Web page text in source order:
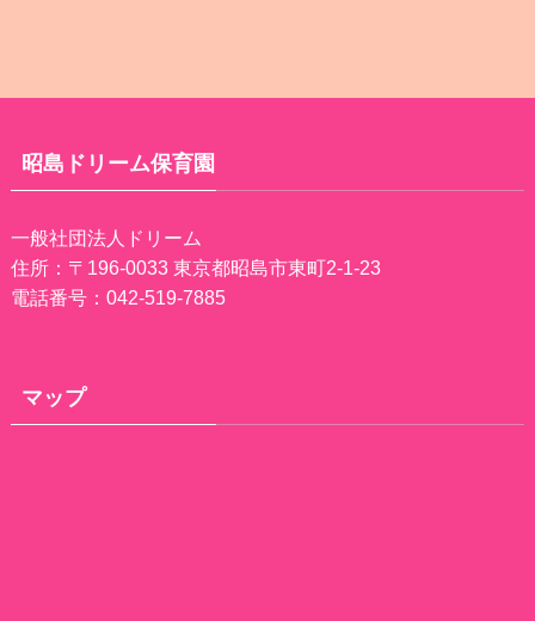
昭島ドリーム保育園
一般社団法人ドリーム
住所：〒196-0033 東京都昭島市東町2-1-23
電話番号：042-519-7885
マップ